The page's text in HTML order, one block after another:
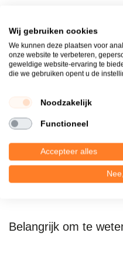
"Echte authenticiteit laat zich
traditioneel bakproces. In de
maatverschillen en grillige
gezicht geven. Juist deze
gevelbeeld met de diepte en
alleen gebouwd is, maar leeft."
Belangrijk om te
Wij gebruiken cookies
We kunnen deze plaatsen voor
onze website te verbeteren,
geweldige website-ervaring te
die we gebruiken opent u de
Noodzakelijk
Functioneel
Accepteer alles